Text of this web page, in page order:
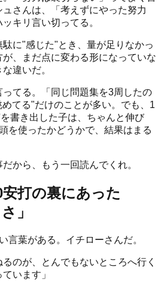
さんは、「考えずにやった努力
キリ言い切ってる。
に"感じた"とき、量が足りなかっ
、まだ点に変わる形になっていな
違いだ。
てる。「同じ問題集を3周したの
てる"だけのことが多い。でも、1
書き出した子は、ちゃんと伸び
を使ったかどうかで、結果はまる
から、もう一回読んでくれ。
打の裏にあった
」
言葉がある。イチローさんだ。
るのが、とんでもないところへ行く
います」